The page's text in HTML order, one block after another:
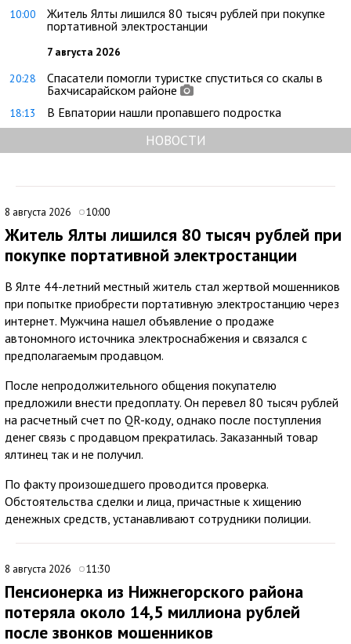
10:00
Житель Ялты лишился 80 тысяч рублей при покупке
портативной электростанции
7 августа 2026
20:28
Спасатели помогли туристке спуститься со скалы в
Бахчисарайском районе
18:13 В Евпатории нашли пропавшего подростка
НОВОСТИ
8 августа 2026 10:00
Житель Ялты лишился 80 тысяч рублей при
покупке портативной электростанции
В Ялте 44-летний местный житель стал жертвой мошенников
при попытке приобрести портативную электростанцию через
интернет. Мужчина нашел объявление о продаже
автономного источника электроснабжения и связался с
предполагаемым продавцом.
После непродолжительного общения покупателю
предложили внести предоплату. Он перевел 80 тысяч рублей
на расчетный счет по QR-коду, однако после поступления
денег связь с продавцом прекратилась. Заказанный товар
ялтинец так и не получил.
По факту произошедшего проводится проверка.
Обстоятельства сделки и лица, причастные к хищению
денежных средств, устанавливают сотрудники полиции.
8 августа 2026 11:30
Пенсионерка из Нижнегорского района
потеряла около 14,5 миллиона рублей
после звонков мошенников